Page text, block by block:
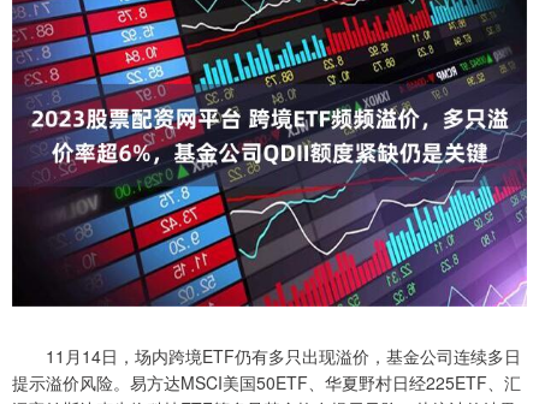
11月14日，场内跨境ETF仍有多只出现溢价，基金公司连续多日
提示溢价风险。易方达MSCI美国50ETF、华夏野村日经225ETF、汇